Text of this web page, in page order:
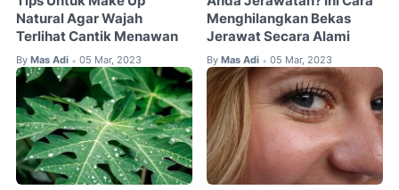
Natural Agar Wajah
Terlihat Cantik Menawan
By Mas Adi • 05 Mar, 2023
Menghilangkan Bekas
Jerawat Secara Alami
By Mas Adi • 05 Mar, 2023